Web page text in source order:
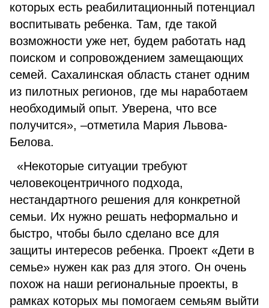
которых есть реабилитационный потенциал
воспитывать ребенка. Там, где такой
возможности уже нет, будем работать над
поиском и сопровождением замещающих
семей. Сахалинская область станет одним
из пилотных регионов, где мы наработаем
необходимый опыт. Уверена, что все
получится», –отметила Мария Львова-
Белова.
«Некоторые ситуации требуют
человекоцентричного подхода,
нестандартного решения для конкретной
семьи. Их нужно решать неформально и
быстро, чтобы было сделано все для
защиты интересов ребенка. Проект «Дети в
семье» нужен как раз для этого. Он очень
похож на наши региональные проекты, в
рамках которых мы помогаем семьям выйти